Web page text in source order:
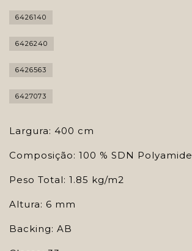
6426140
6426240
6426563
6427073
Largura: 400 cm
Composição: 100 % SDN Polyamide
Peso Total: 1.85 kg/m2
Altura: 6 mm
Backing: AB